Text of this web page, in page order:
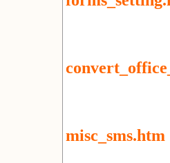
misc_sms.htm